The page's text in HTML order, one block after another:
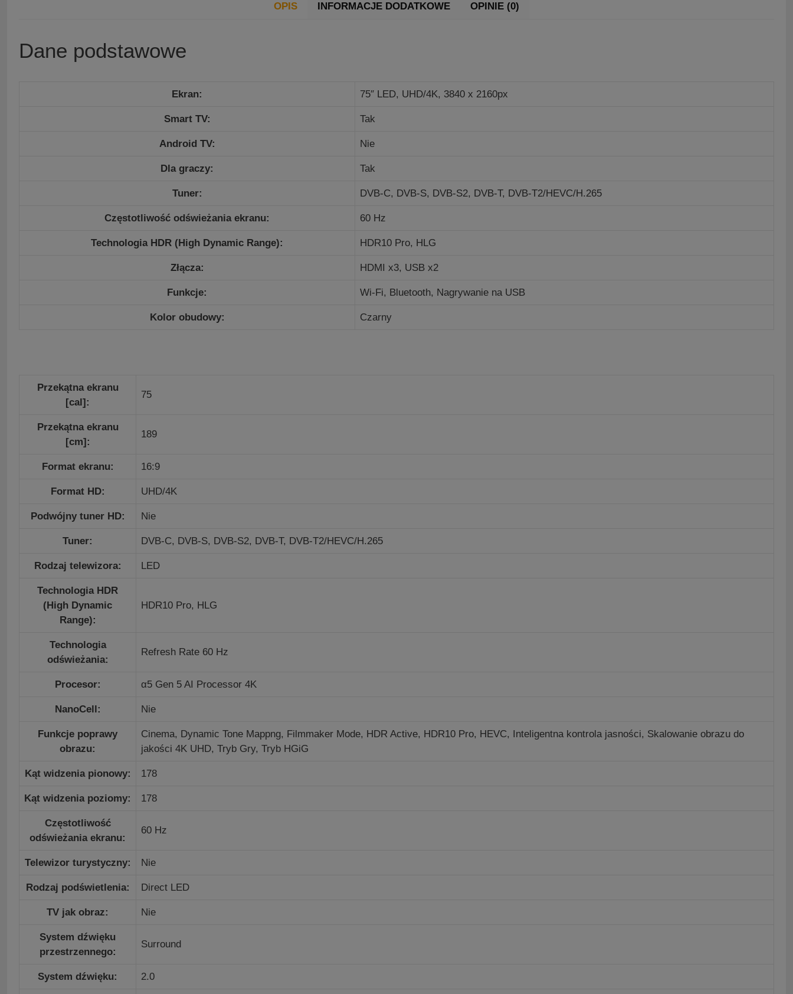
OPIS INFORMACJE DODATKOWE OPINIE (0)
Dane podstawowe
Ekran: 75″ LED, UHD/4K, 3840 x 2160px
Smart TV: Tak
Android TV: Nie
Dla graczy: Tak
Tuner: DVB-C, DVB-S, DVB-S2, DVB-T, DVB-T2/HEVC/H.265
Częstotliwość odświeżania ekranu: 60 Hz
Technologia HDR (High Dynamic Range): HDR10 Pro, HLG
Złącza: HDMI x3, USB x2
Funkcje: Wi-Fi, Bluetooth, Nagrywanie na USB
Kolor obudowy: Czarny
Przekątna ekranu
[cal]:
75
Przekątna ekranu
[cm]:
189
Format ekranu: 16:9
Format HD: UHD/4K
Podwójny tuner HD: Nie
Tuner: DVB-C, DVB-S, DVB-S2, DVB-T, DVB-T2/HEVC/H.265
Rodzaj telewizora: LED
Technologia HDR
(High Dynamic
Range):
HDR10 Pro, HLG
Technologia
odświeżania:
Refresh Rate 60 Hz
Procesor: α5 Gen 5 AI Processor 4K
NanoCell: Nie
Funkcje poprawy
obrazu:
Cinema, Dynamic Tone Mappng, Filmmaker Mode, HDR Active, HDR10 Pro, HEVC, Inteligentna kontrola jasności, Skalowanie obrazu do
jakości 4K UHD, Tryb Gry, Tryb HGiG
Kąt widzenia pionowy: 178
Kąt widzenia poziomy: 178
Częstotliwość
odświeżania ekranu:
60 Hz
Telewizor turystyczny: Nie
Rodzaj podświetlenia: Direct LED
TV jak obraz: Nie
System dźwięku
przestrzennego:
Surround
System dźwięku: 2.0